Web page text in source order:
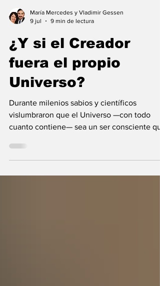
María Mercedes y Vladimir Gessen
9 jul
9 min de lectura
¿Y si el Creador
fuera el propio
Universo?
Durante milenios sabios y científicos
vislumbraron que el Universo —con todo